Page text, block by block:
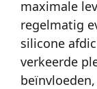
maximale
regelmatig
silicone
verkeerde